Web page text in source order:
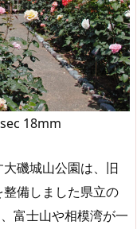
18mm
磯城山公園は、旧
備しました県立の
富士山や相模湾が一